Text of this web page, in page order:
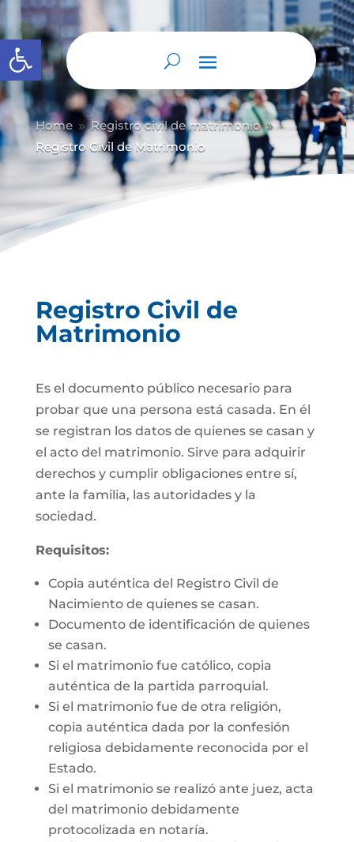
Abrir barra de herramientas
Home 9 Registro civil de matrimonio 9
Registro Civil de Matrimonio
Registro Civil de
Matrimonio
Es el documento público necesario para
probar que una persona está casada. En él
se registran los datos de quienes se casan y
el acto del matrimonio. Sirve para adquirir
derechos y cumplir obligaciones entre sí,
ante la familia, las autoridades y la
sociedad.
Requisitos:
Copia auténtica del Registro Civil de
Nacimiento de quienes se casan.
Documento de identificación de quienes
se casan.
Si el matrimonio fue católico, copia
auténtica de la partida parroquial.
Si el matrimonio fue de otra religión,
copia auténtica dada por la confesión
religiosa debidamente reconocida por el
Estado.
Si el matrimonio se realizó ante juez, acta
del matrimonio debidamente
protocolizada en notaría.